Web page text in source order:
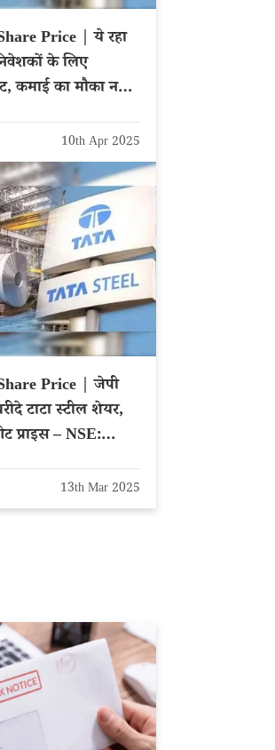
Price | ये रहा
के लिए
कमाई का मौका न
10th Apr 2025
Price | जेपी
टाटा स्टील शेयर,
प्राइस – NSE:
13th Mar 2025